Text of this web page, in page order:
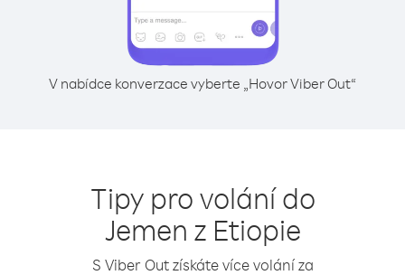
V nabídce konverzace vyberte „Hovor Viber Out“
Tipy pro volání do
Jemen z Etiopie
S Viber Out získáte více volání za